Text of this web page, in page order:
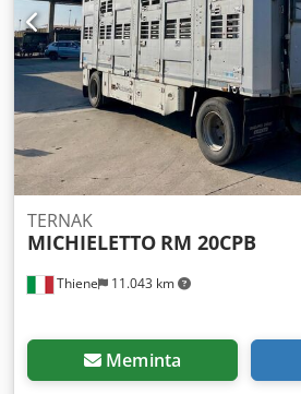
Thiene 11.043 km
TERNAK
MICHIELETTO RM 20CPB
Meminta